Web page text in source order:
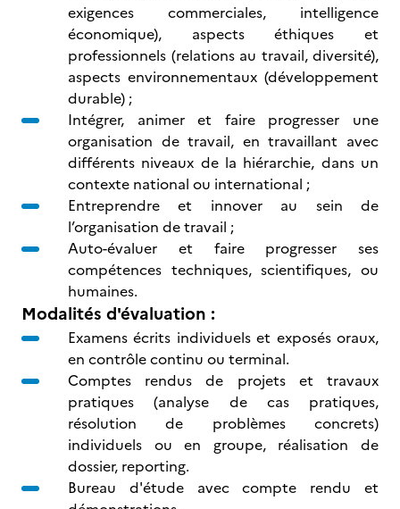
exigences commerciales, intelligence
économique), aspects éthiques et
professionnels (relations au travail, diversité),
aspects environnementaux (développement
durable) ;
Intégrer, animer et faire progresser une
organisation de travail, en travaillant avec
différents niveaux de la hiérarchie, dans un
contexte national ou international ;
Entreprendre et innover au sein de
l’organisation de travail ;
Auto-évaluer et faire progresser ses
compétences techniques, scientifiques, ou
humaines.
Modalités d'évaluation :
Examens écrits individuels et exposés oraux,
en contrôle continu ou terminal.
Comptes rendus de projets et travaux
pratiques (analyse de cas pratiques,
résolution de problèmes concrets)
individuels ou en groupe, réalisation de
dossier, reporting.
Bureau d'étude avec compte rendu et